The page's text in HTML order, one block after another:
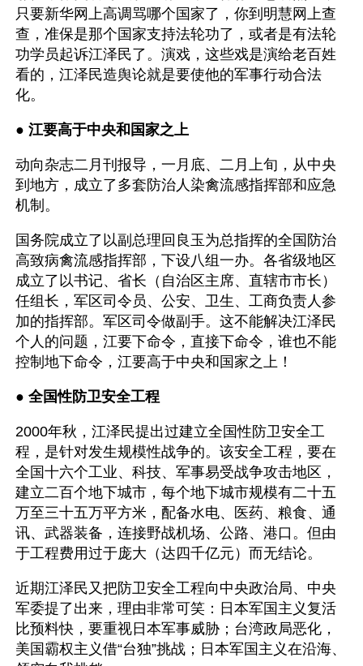
只要新华网上高调骂哪个国家了，你到明慧网上查
查，准保是那个国家支持法轮功了，或者是有法轮
功学员起诉江泽民了。演戏，这些戏是演给老百姓
看的，江泽民造舆论就是要使他的军事行动合法
化。
● 江要高于中央和国家之上
动向杂志二月刊报导，一月底、二月上旬，从中央
到地方，成立了多套防治人染禽流感指挥部和应急
机制。
国务院成立了以副总理回良玉为总指挥的全国防治
高致病禽流感指挥部，下设八组一办。各省级地区
成立了以书记、省长（自治区主席、直辖市市长）
任组长，军区司令员、公安、卫生、工商负责人参
加的指挥部。军区司令做副手。这不能解决江泽民
个人的问题，江要下命令，直接下命令，谁也不能
控制地下命令，江要高于中央和国家之上！
● 全国性防卫安全工程
2000年秋，江泽民提出过建立全国性防卫安全工
程，是针对发生规模性战争的。该安全工程，要在
全国十六个工业、科技、军事易受战争攻击地区，
建立二百个地下城市，每个地下城市规模有二十五
万至三十五万平方米，配备水电、医药、粮食、通
讯、武器装备，连接野战机场、公路、港口。但由
于工程费用过于庞大（达四千亿元）而无结论。
近期江泽民又把防卫安全工程向中央政治局、中央
军委提了出来，理由非常可笑：日本军国主义复活
比预料快，要重视日本军事威胁；台湾政局恶化，
美国霸权主义借“台独”挑战；日本军国主义在沿海、